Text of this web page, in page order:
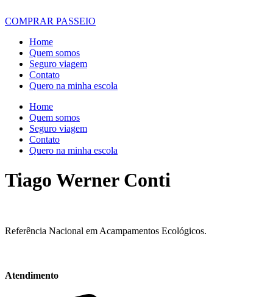
COMPRAR PASSEIO
Home
Quem somos
Seguro viagem
Contato
Quero na minha escola
Home
Quem somos
Seguro viagem
Contato
Quero na minha escola
Tiago Werner Conti
Referência Nacional em Acampamentos Ecológicos.
Atendimento